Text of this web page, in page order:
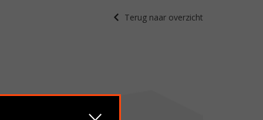
Terug naar overzicht